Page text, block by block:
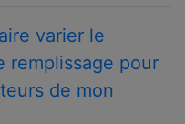
varier le
remplissage pour
de mon